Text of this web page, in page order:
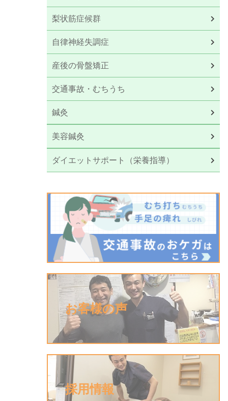
梨状筋症候群
自律神経失調症
産後の骨盤矯正
交通事故・むちうち
鍼灸
美容鍼灸
ダイエットサポート（栄養指導）
お客様の声
採用情報